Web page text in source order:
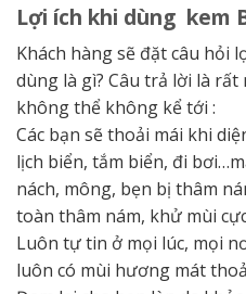
Lợi ích khi dùng kem
Khách hàng sẽ đặt câu hỏi
dùng là gì? Câu trả lời là
không thể không kể tới :
Các bạn sẽ thoải mái khi
lịch biển, tắm biển, đi
nách, mông, bẹn bị thâm
toàn thâm nám, khử mùi
Luôn tự tin ở mọi lúc, mọi
luôn có mùi hương mát